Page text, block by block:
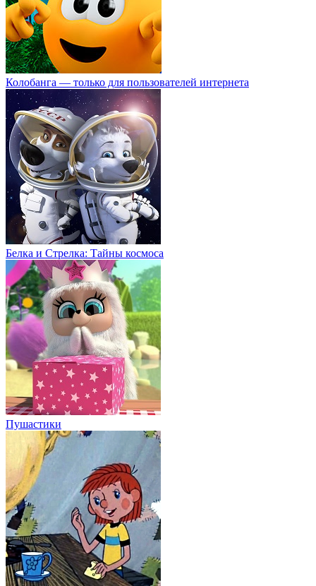
Колобанга — только для пользователей интернета
Белка и Стрелка: Тайны космоса
Пушастики